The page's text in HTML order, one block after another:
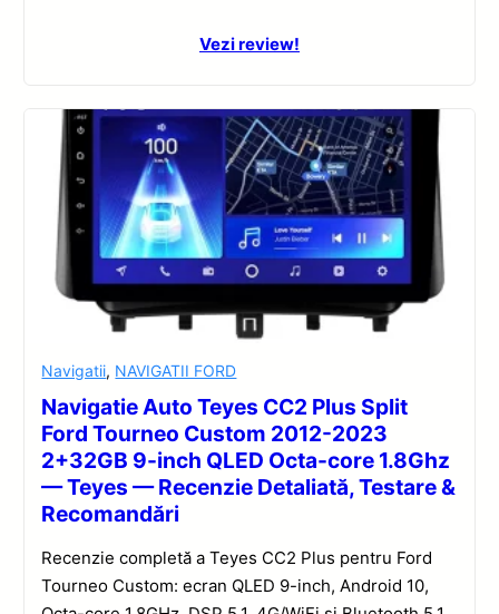
Vezi review!
Navigatii, NAVIGATII FORD
Navigatie Auto Teyes CC2 Plus Split
Ford Tourneo Custom 2012-2023
2+32GB 9-inch QLED Octa-core 1.8Ghz
— Teyes — Recenzie Detaliată, Testare &
Recomandări
Recenzie completă a Teyes CC2 Plus pentru Ford
Tourneo Custom: ecran QLED 9-inch, Android 10,